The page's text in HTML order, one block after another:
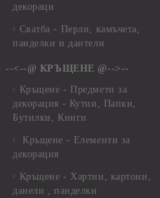
декораци
Сватба - Перли, камъчета,
панделки и дантели
--<--@ КРЪЩЕНЕ @-->--
Кръщене - Предмети за
декорация - Кутии, Папки,
Бутилки, Книги
Кръщене - Елементи за
декорация
Кръщене - Хартии, картони,
данели , панделки